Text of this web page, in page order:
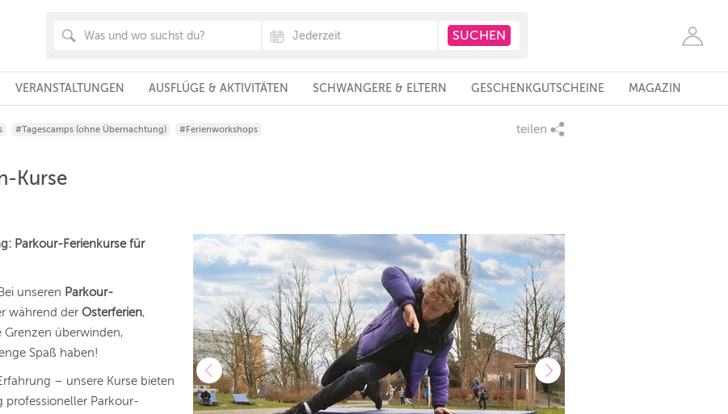
VERANSTALTUNGEN AUSFLÜGE & AKTIVITÄTEN SCHWANGERE & ELTERN GESCHENKGUTSCHEINE MAGAZIN
#Tagescamps (ohne Übernachtung)
#Ferienworkshops
teilen
Kurse
Parkour-Ferienkurse für
unseren Parkour-
während der Osterferien,
Grenzen überwinden,
Spaß haben!
– unsere Kurse bieten
professioneller Parkour-